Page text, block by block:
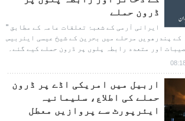
ڈرون حملے
ایرانی آرمی کے شعبۂ تعلقات عامہ کے مطابق "
کے پندرھویں مرحلے میں بحرین کے شیخ عیسی ایئربیس
اور متعدد رابطہ پلوں پر ڈرون حملے کیے گئے۔
اربیل میں امریکی اڈے پر ڈرون
حملے کی اطلاع، سلیمانیہ
ایئرپورٹ سے پروازیں معطل